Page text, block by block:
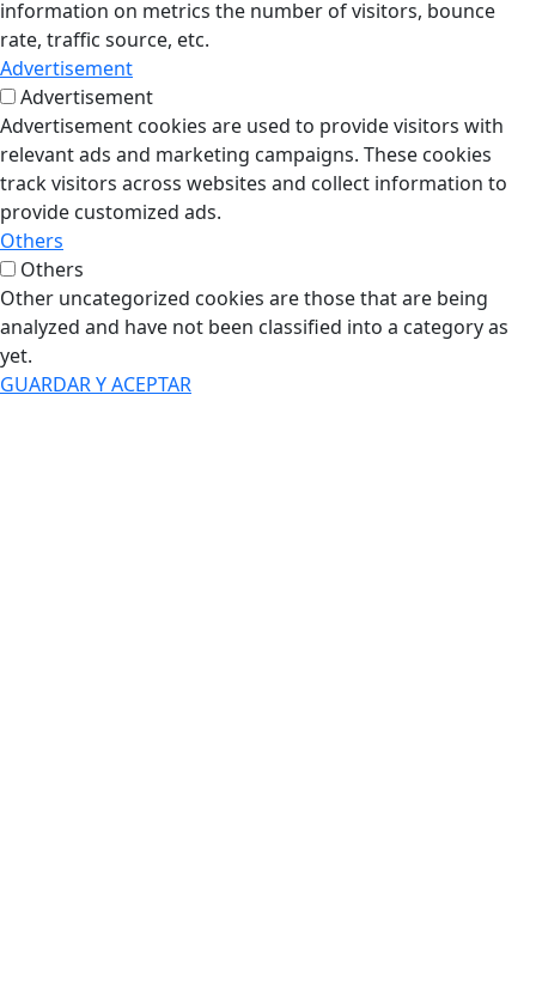
information on metrics the number of visitors, bounce
rate, traffic source, etc.
Advertisement
Advertisement
Advertisement cookies are used to provide visitors with
relevant ads and marketing campaigns. These cookies
track visitors across websites and collect information to
provide customized ads.
Others
Others
Other uncategorized cookies are those that are being
analyzed and have not been classified into a category as
yet.
GUARDAR Y ACEPTAR